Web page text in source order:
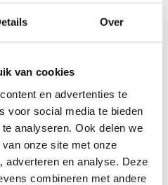
Over
van cookies
en advertenties te
voor social media te bieden
analyseren. Ook delen we
onze site met onze
adverteren en analyse. Deze
combineren met andere
de toekomst van
gaat uit naar Sven
en Matthias Reese van
organisatie en